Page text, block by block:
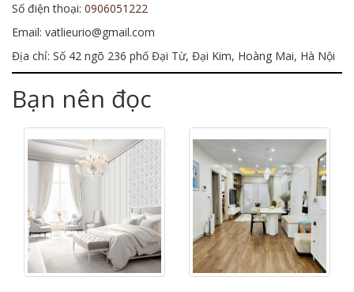
Số điện thoại: 0906051222
Email: vatlieurio@gmail.com
Địa chỉ: Số 42 ngõ 236 phố Đại Từ, Đại Kim, Hoàng Mai, Hà Nội
Bạn nên đọc